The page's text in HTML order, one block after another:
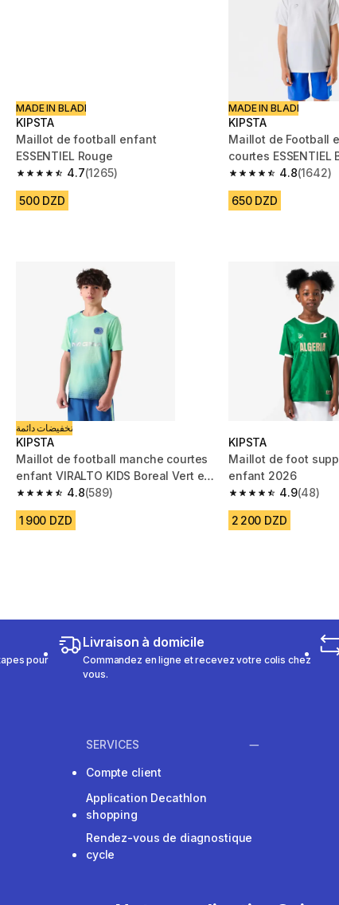
MADE IN BLADI
KIPSTA
Maillot de football enfant
ESSENTIEL Rouge
4.7
4.7 out of 5 stars from 1265 reviews
(1265)
500 DZD
MADE IN BLADI
KIPSTA
Maillot de Football
courtes ESSENTIEL
4.8
4.8 out of 5 stars
(1642)
650 DZD
تخفيضات دائمة
KIPSTA
Maillot de football manche courtes
enfant VIRALTO KIDS Boreal Vert et
bleu
4.8
4.8 out of 5 stars from 589 reviews
(589)
1 900 DZD
KIPSTA
Maillot de foot
enfant 2026
4.9
4.9 out of 5 stars
(48)
2 200 DZD
pour
Livraison à domicile
Commandez en ligne et recevez votre colis chez
vous.
SERVICES
Compte client
Application Decathlon
shopping
Rendez-vous de diagnostique
cycle